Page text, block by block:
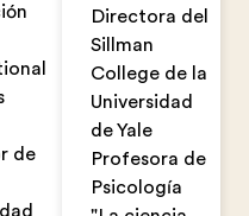
de
Directora del
Sillman
College de la
Universidad
de Yale
Profesora de
Psicología